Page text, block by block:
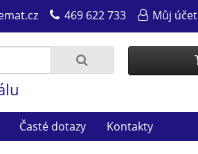
469 622 733 Můj účet
Časté dotazy Kontakty